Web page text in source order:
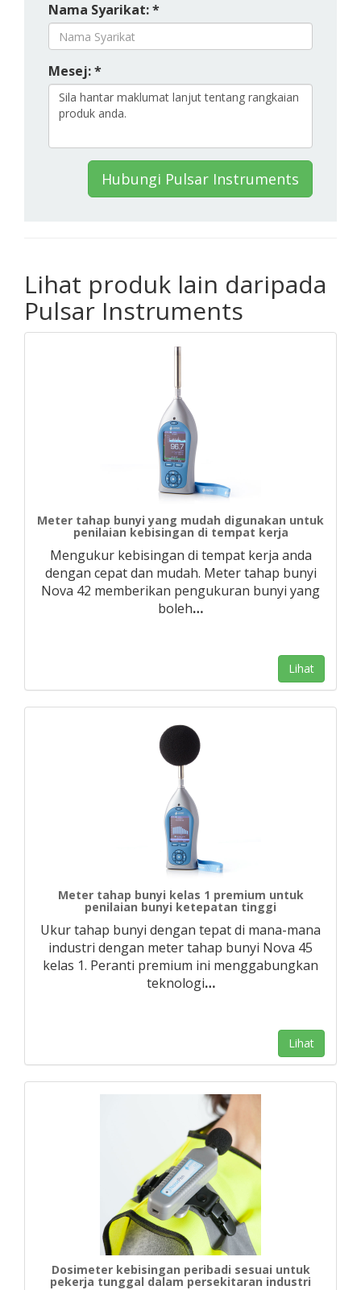
Nama Syarikat: *
Mesej: *
Hubungi Pulsar Instruments
Lihat produk lain daripada
Pulsar Instruments
Meter tahap bunyi yang mudah digunakan untuk
penilaian kebisingan di tempat kerja
Mengukur kebisingan di tempat kerja anda
dengan cepat dan mudah. Meter tahap bunyi
Nova 42 memberikan pengukuran bunyi yang
boleh…
Lihat
Meter tahap bunyi kelas 1 premium untuk
penilaian bunyi ketepatan tinggi
Ukur tahap bunyi dengan tepat di mana-mana
industri dengan meter tahap bunyi Nova 45
kelas 1. Peranti premium ini menggabungkan
teknologi…
Lihat
Dosimeter kebisingan peribadi sesuai untuk
pekerja tunggal dalam persekitaran industri